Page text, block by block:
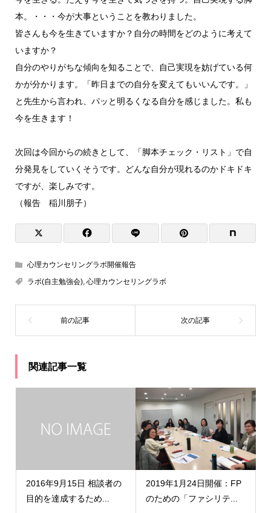
本。・・・今が大事ということを教わりました。
皆さんも今を生きていますか？自分の時間をどのように考えて
いますか？
自分のやりがちな傾向を知ることで、自己実現を妨げている何
かが分かります。「昨日までの自分を変えてもいいんです。」
と先生から言われ、パッと明るくなる自分を感じました。私も
今を生きます！
次回は今回からの続きとして、「脚本チェック・リスト」で自
分発見をしていくそうです。どんな自分が現れるのかドキドキ
ですが、楽しみです。
（報告 稲川朋子）
心理カウンセリングラボ開催報告
ラボ(自主勉強会), 心理カウンセリングラボ
関連記事一覧
2016年9月15日 相談者の
目的を達成するため...
2019年1月24日開催：FP
のための「ファシリテ...